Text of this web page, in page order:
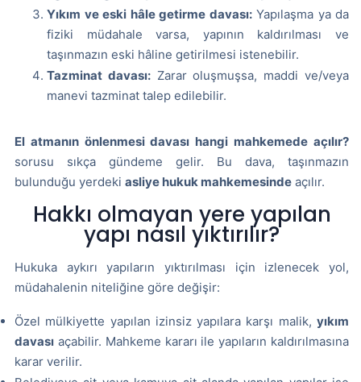
Yıkım ve eski hâle getirme davası:Yapılaşma ya da
fiziki müdahale varsa, yapının kaldırılması ve
taşınmazın eski hâline getirilmesi istenebilir.
Tazminat davası:Zarar oluşmuşsa, maddi ve/veya
manevi tazminat talep edilebilir.
El atmanın önlenmesi davası hangi mahkemede açılır?
sorusu sıkça gündeme gelir. Bu dava, taşınmazın
bulunduğu yerdeki asliye hukuk mahkemesinde açılır.
Hakkı olmayan yere yapılan
yapı nasıl yıktırılır?
Hukuka aykırı yapıların yıktırılması için izlenecek yol,
müdahalenin niteliğine göre değişir:
Özel mülkiyette yapılan izinsiz yapılara karşı malik, yıkım
davası açabilir. Mahkeme kararı ile yapıların kaldırılmasına
karar verilir.